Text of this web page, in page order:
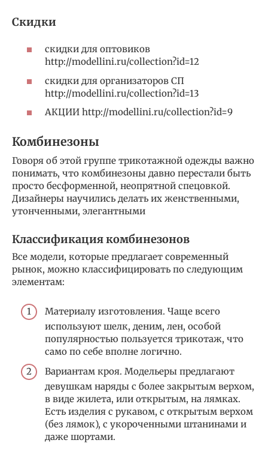
Скидки
скидки для оптовиков
http://modellini.ru/collection?id=12
скидки для организаторов СП
http://modellini.ru/collection?id=13
АКЦИИ http://modellini.ru/collection?id=9
Комбинезоны
Говоря об этой группе трикотажной одежды важно
понимать, что комбинезоны давно перестали быть
просто бесформенной, неопрятной спецовкой.
Дизайнеры научились делать их женственными,
утонченными, элегантными
Классификация комбинезонов
Все модели, которые предлагает современный
рынок, можно классифицировать по следующим
элементам:
Материалу изготовления. Чаще всего
используют шелк, деним, лен, особой
популярностью пользуется трикотаж, что
само по себе вполне логично.
Вариантам кроя. Модельеры предлагают
девушкам наряды с более закрытым верхом,
в виде жилета, или открытым, на лямках.
Есть изделия с рукавом, с открытым верхом
(без лямок), с укороченными штанинами и
даже шортами.